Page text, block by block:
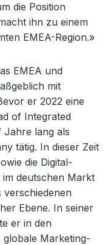
die Position
ihn zu einem
EMEA-Region.»
EMEA und
mit
er 2022 eine
of Integrated
lang als
tätig. In dieser Zeit
die Digital-
deutschen Markt
verschiedenen
Ebene. In seiner
er in den
globale Marketing-